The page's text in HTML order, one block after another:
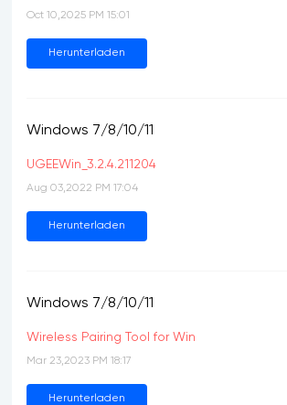
Oct 10,2025 PM 15:01
Herunterladen
Windows 7/8/10/11
UGEEWin_3.2.4.211204
Aug 03,2022 PM 17:04
Herunterladen
Windows 7/8/10/11
Wireless Pairing Tool for Win
Mar 23,2023 PM 18:17
Herunterladen